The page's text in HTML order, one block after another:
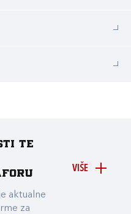
VIŠE
te
aktualne
za